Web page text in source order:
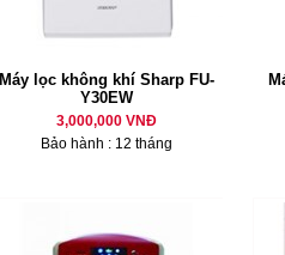
Máy lọc không khí Sharp FU-
Y30EW
3,000,000 VNĐ
Bảo hành : 12 tháng